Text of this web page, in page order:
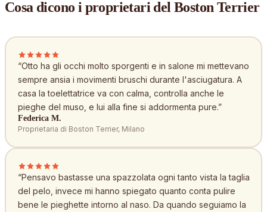
Cosa dicono i proprietari del Boston Terrier
“Otto ha gli occhi molto sporgenti e in salone mi mettevano
sempre ansia i movimenti bruschi durante l'asciugatura. A
casa la toelettatrice va con calma, controlla anche le
pieghe del muso, e lui alla fine si addormenta pure.”
Federica M.
Proprietaria di Boston Terrier, Milano
“Pensavo bastasse una spazzolata ogni tanto vista la taglia
del pelo, invece mi hanno spiegato quanto conta pulire
bene le pieghette intorno al naso. Da quando seguiamo la